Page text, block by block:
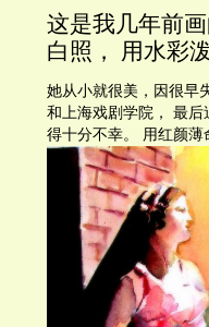
这是我几年前
白照， 用水彩
她从小就很美，因很早
和上海戏剧学院， 最
得十分不幸。 用红颜